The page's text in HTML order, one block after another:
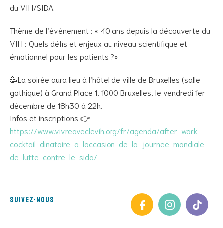
du VIH/SIDA.
Thème de l’événement : « 40 ans depuis la découverte du
VIH : Quels défis et enjeux au niveau scientifique et
émotionnel pour les patients ?»
🥳La soirée aura lieu à l’hôtel de ville de Bruxelles (salle
gothique) à Grand Place 1, 1000 Bruxelles, le vendredi 1er
décembre de 18h30 à 22h.
Infos et inscriptions 👉
https://www.vivreaveclevih.org/fr/agenda/after-work-
cocktail-dinatoire-a-loccasion-de-la-journee-mondiale-
de-lutte-contre-le-sida/
Suivez-nous